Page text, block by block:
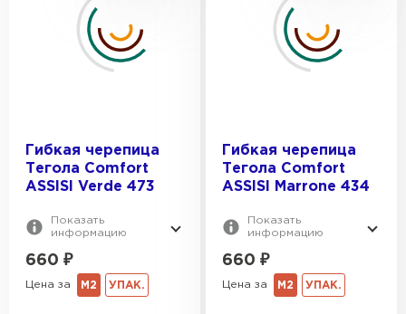
Гибкая черепица
Тегола Comfort
ASSISI Verde 473
Показать
информацию
660 ₽
Цена за М2 УПАК.
Гибкая черепица
Тегола Comfort
ASSISI Marrone 434
Показать
информацию
660 ₽
Цена за М2 УПАК.